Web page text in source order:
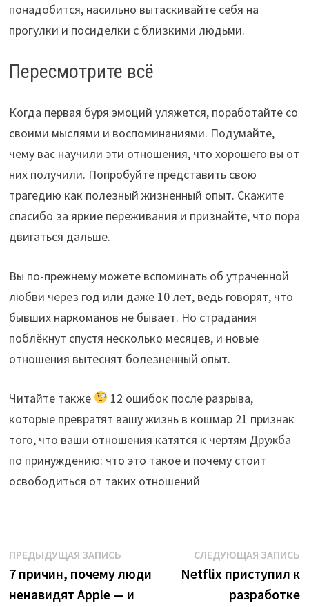
понадобится, насильно вытаскивайте себя на
прогулки и посиделки с близкими людьми.
Пересмотрите всё
Когда первая буря эмоций уляжется, поработайте со
своими мыслями и воспоминаниями. Подумайте,
чему вас научили эти отношения, что хорошего вы от
них получили. Попробуйте представить свою
трагедию как полезный жизненный опыт. Скажите
спасибо за яркие переживания и признайте, что пора
двигаться дальше.
Вы по-прежнему можете вспоминать об утраченной
любви через год или даже 10 лет, ведь говорят, что
бывших наркоманов не бывает. Но страдания
поблёкнут спустя несколько месяцев, и новые
отношения вытеснят болезненный опыт.
Читайте также
12 ошибок после разрыва,
которые превратят вашу жизнь в кошмар 21 признак
того, что ваши отношения катятся к чертям Дружба
по принуждению: что это такое и почему стоит
освободиться от таких отношений
Навигация
по
ПРЕДЫДУЩАЯ ЗАПИСЬПредыдущая
запись:
7 причин, почему люди
ненавидят Apple — и
СЛЕДУЮЩАЯ ЗАПИСЬ
Netflix приступил к
разработке